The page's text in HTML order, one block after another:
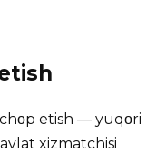
etish — yuqοri
xizmatchisi